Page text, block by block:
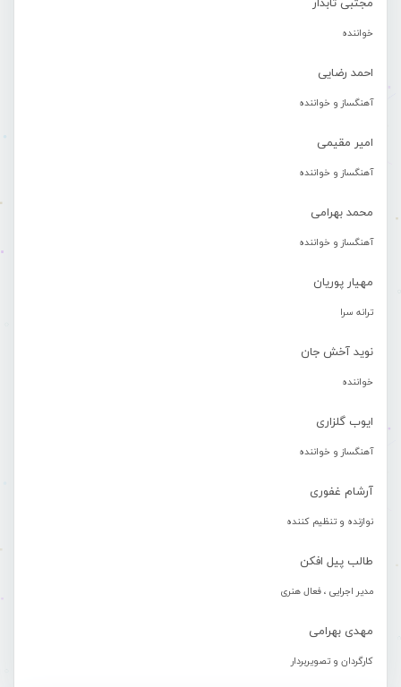
مجتبی تابدار
خواننده
احمد رضایی
آهنگساز و خواننده
امیر مقیمی
آهنگساز و خواننده
محمد بهرامی
آهنگساز و خواننده
مهیار پوریان
ترانه سرا
نوید آخش جان
خواننده
ایوب گلزاری
آهنگساز و خواننده
آرشام غفوری
نوازنده و تنظیم کننده
طالب پیل افکن
مدیر اجرایی ، فعال هنری
مهدی بهرامی
کارگردان و تصویربردار